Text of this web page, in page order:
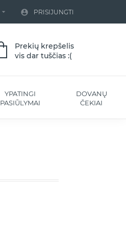
  PRISIJUNGTI
Prekių krepšelis
vis dar tuščias :(
YPATINGI
PASIŪLYMAI
DOVANŲ
ČEKIAI